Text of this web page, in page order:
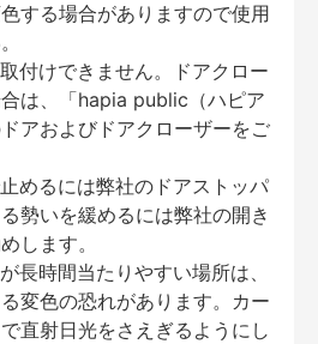
する場合がありますので使用
付けできません。ドアクロー
は、「hapia public（ハピア
アおよびドアクローザーをご
めるには弊社のドアストッパ
勢いを緩めるには弊社の開き
します。
長時間当たりやすい場所は、
変色の恐れがあります。カー
直射日光をさえぎるようにし